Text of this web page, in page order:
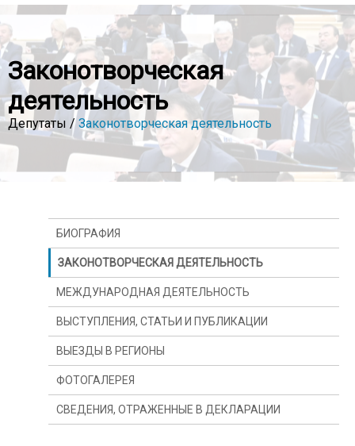
Законотворческая
деятельность
Депутаты /Законотворческая деятельность
БИОГРАФИЯ
ЗАКОНОТВОРЧЕСКАЯ ДЕЯТЕЛЬНОСТЬ
МЕЖДУНАРОДНАЯ ДЕЯТЕЛЬНОСТЬ
ВЫСТУПЛЕНИЯ, СТАТЬИ И ПУБЛИКАЦИИ
ВЫЕЗДЫ В РЕГИОНЫ
ФОТОГАЛЕРЕЯ
СВЕДЕНИЯ, ОТРАЖЕННЫЕ В ДЕКЛАРАЦИИ